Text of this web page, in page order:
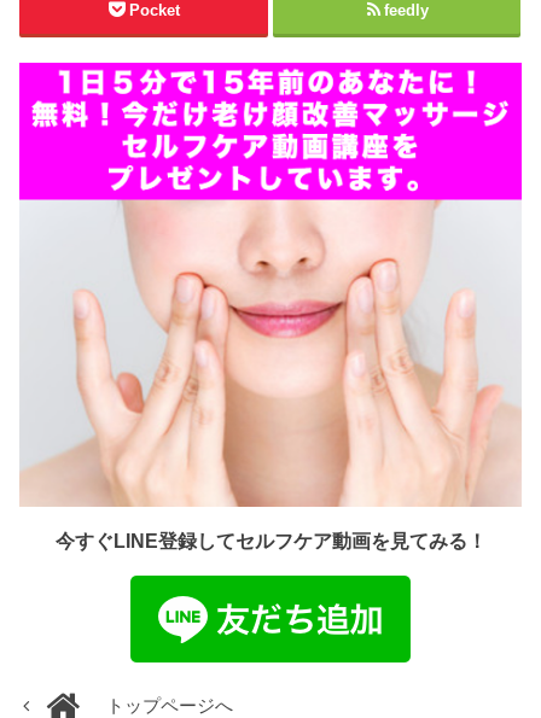
Pocket feedly
今すぐLINE登録してセルフケア動画を見てみる！
トップページへ